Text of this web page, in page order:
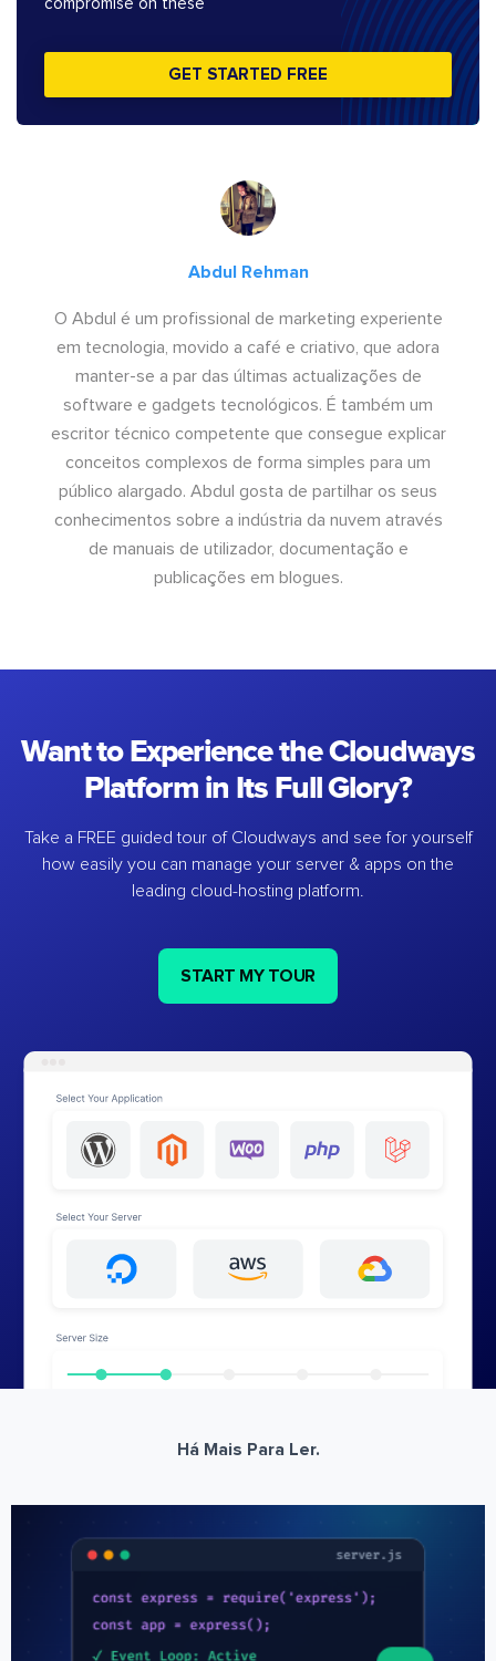
compromise on these
GET STARTED FREE
Abdul Rehman
O Abdul é um profissional de marketing experiente
em tecnologia, movido a café e criativo, que adora
manter-se a par das últimas actualizações de
software e gadgets tecnológicos. É também um
escritor técnico competente que consegue explicar
conceitos complexos de forma simples para um
público alargado. Abdul gosta de partilhar os seus
conhecimentos sobre a indústria da nuvem através
de manuais de utilizador, documentação e
publicações em blogues.
Want to Experience the Cloudways
Platform in Its Full Glory?
Take a FREE guided tour of Cloudways and see for yourself
how easily you can manage your server & apps on the
leading cloud-hosting platform.
START MY TOUR
Há Mais Para Ler.